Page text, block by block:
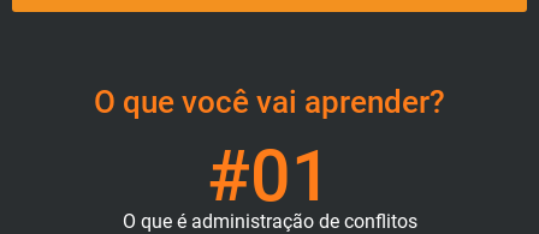
O que você vai aprender?
#01
O que é administração de conflitos